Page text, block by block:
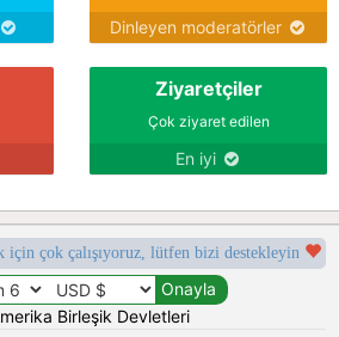
Dinleyen moderatörler
Ziyaretçiler
Çok ziyaret edilen
En iyi
çok çalışıyoruz, lütfen bizi destekleyin
Birleşik Devletleri